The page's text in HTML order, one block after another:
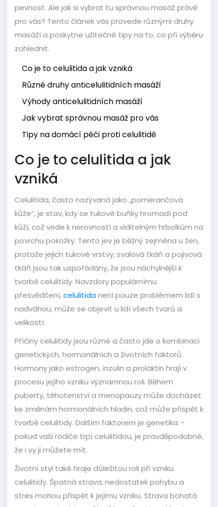
pevnost. Ale jak si vybrat tu správnou masáž právě
pro vás? Tento článek vás provede různými druhy
masáží a poskytne užitečné tipy na to, co při výběru
zohlednit.
Co je to celulitida a jak vzniká
Různé druhy anticelulitidních masáží
Výhody anticelulitidních masáží
Jak vybrat správnou masáž pro vás
Tipy na domácí péči proti celulitidě
Co je to celulitida a jak
vzniká
Celulitida, často nazývaná jako „pomerančová
kůže“, je stav, kdy se tukové buňky hromadí pod
kůží, což vede k nerovností a viditelným hrbolkům na
povrchu pokožky. Tento jev je běžný zejména u žen,
protože jejich tukové vrstvy, svalová tkáň a pojivová
tkáň jsou tak uspořádány, že jsou náchylnější k
tvorbě celulitidy. Navzdory populárnímu
přesvědčení,celulitidanení pouze problémem lidí s
nadváhou; může se objevit u lidí všech tvarů a
velikostí.
Příčiny celulitidy jsou různé a často jde o kombinaci
genetických, hormonálních a životních faktorů.
Hormony jako estrogen, inzulin a prolaktin hrají v
procesu jejího vzniku významnou roli. Během
puberty, těhotenství a menopauzy může docházet
ke změnám hormonálních hladin, což může přispět k
tvorbě celulitidy. Dalším faktorem je genetika –
pokud vaši rodiče trpí celulitidou, je pravděpodobné,
že i vy ji můžete mít.
Životní styl také hraje důležitou roli při vzniku
celulitidy. Špatná strava, nedostatek pohybu a
stres mohou přispět k jejímu vzniku. Strava bohatá